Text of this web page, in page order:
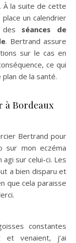
À la suite de cette
un calendrier
séances de
. Bertrand assure
sur le cas en
ce qui
de la santé.
à Bordeaux
Bertrand pour
sur mon eczéma
sur celui-ci. Les
a bien disparu et
que cela paraisse
constantes
et venaient, j’ai